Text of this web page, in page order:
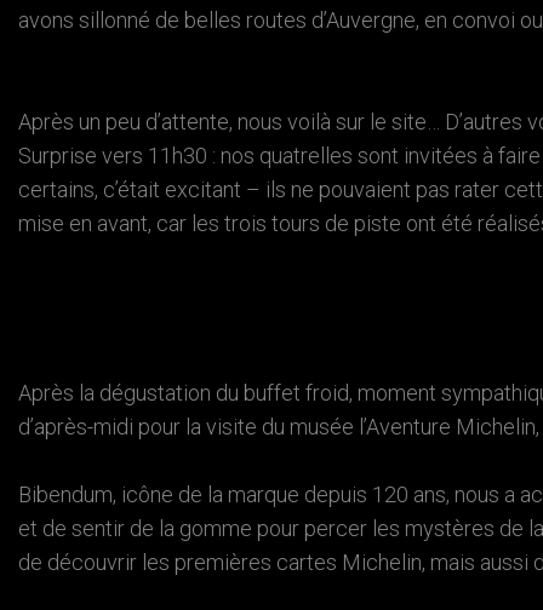
avons sillonné de belles routes d’Auvergne, en convoi
Après un peu d’attente, nous voilà sur le site…
Surprise vers 11h30 : nos quatrelles sont invitées à
certains, c’était excitant – ils ne pouvaient pas rater
mise en avant, car les trois tours de piste ont été
Après la dégustation du buffet froid, moment
d’après-midi pour la visite du musée l’Aventure
Bibendum, icône de la marque depuis 120 ans, nous a
et de sentir de la gomme pour percer les mystères de
de découvrir les premières cartes Michelin, mais aussi